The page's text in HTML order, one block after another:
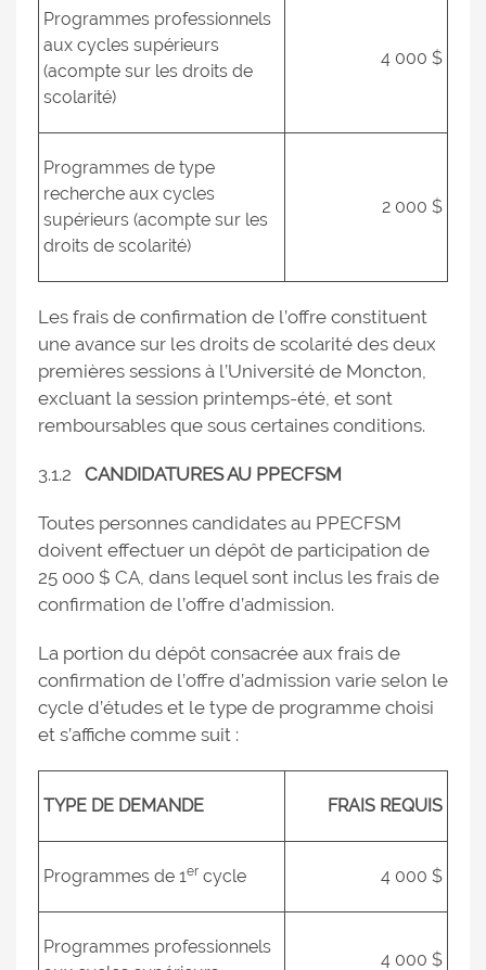
Programmes professionnels
aux cycles supérieurs
(acompte sur les droits de
scolarité)
4 000 $
Programmes de type
recherche aux cycles
supérieurs (acompte sur les
droits de scolarité)
2 000 $
Les frais de confirmation de l’offre constituent
une avance sur les droits de scolarité des deux
premières sessions à l’Université de Moncton,
excluant la session printemps-été, et sont
remboursables que sous certaines conditions.
3.1.2 CANDIDATURES AU PPECFSM
Toutes personnes candidates au PPECFSM
doivent effectuer un dépôt de participation de
25 000 $ CA, dans lequel sont inclus les frais de
confirmation de l’offre d’admission.
La portion du dépôt consacrée aux frais de
confirmation de l’offre d’admission varie selon le
cycle d’études et le type de programme choisi
et s’affiche comme suit :
TYPE DE DEMANDE FRAIS REQUIS
Programmes de 1er cycle 4 000 $
Programmes professionnels
4 000 $